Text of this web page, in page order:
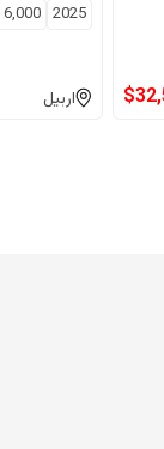
$
2025
6,000
اربيل